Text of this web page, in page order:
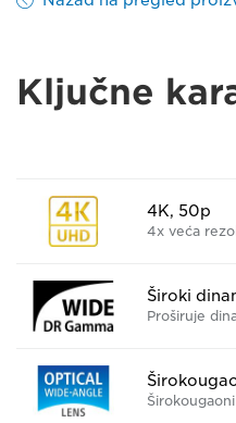
Ključne
4K, 50p
4x veća
Široki
Proširuje